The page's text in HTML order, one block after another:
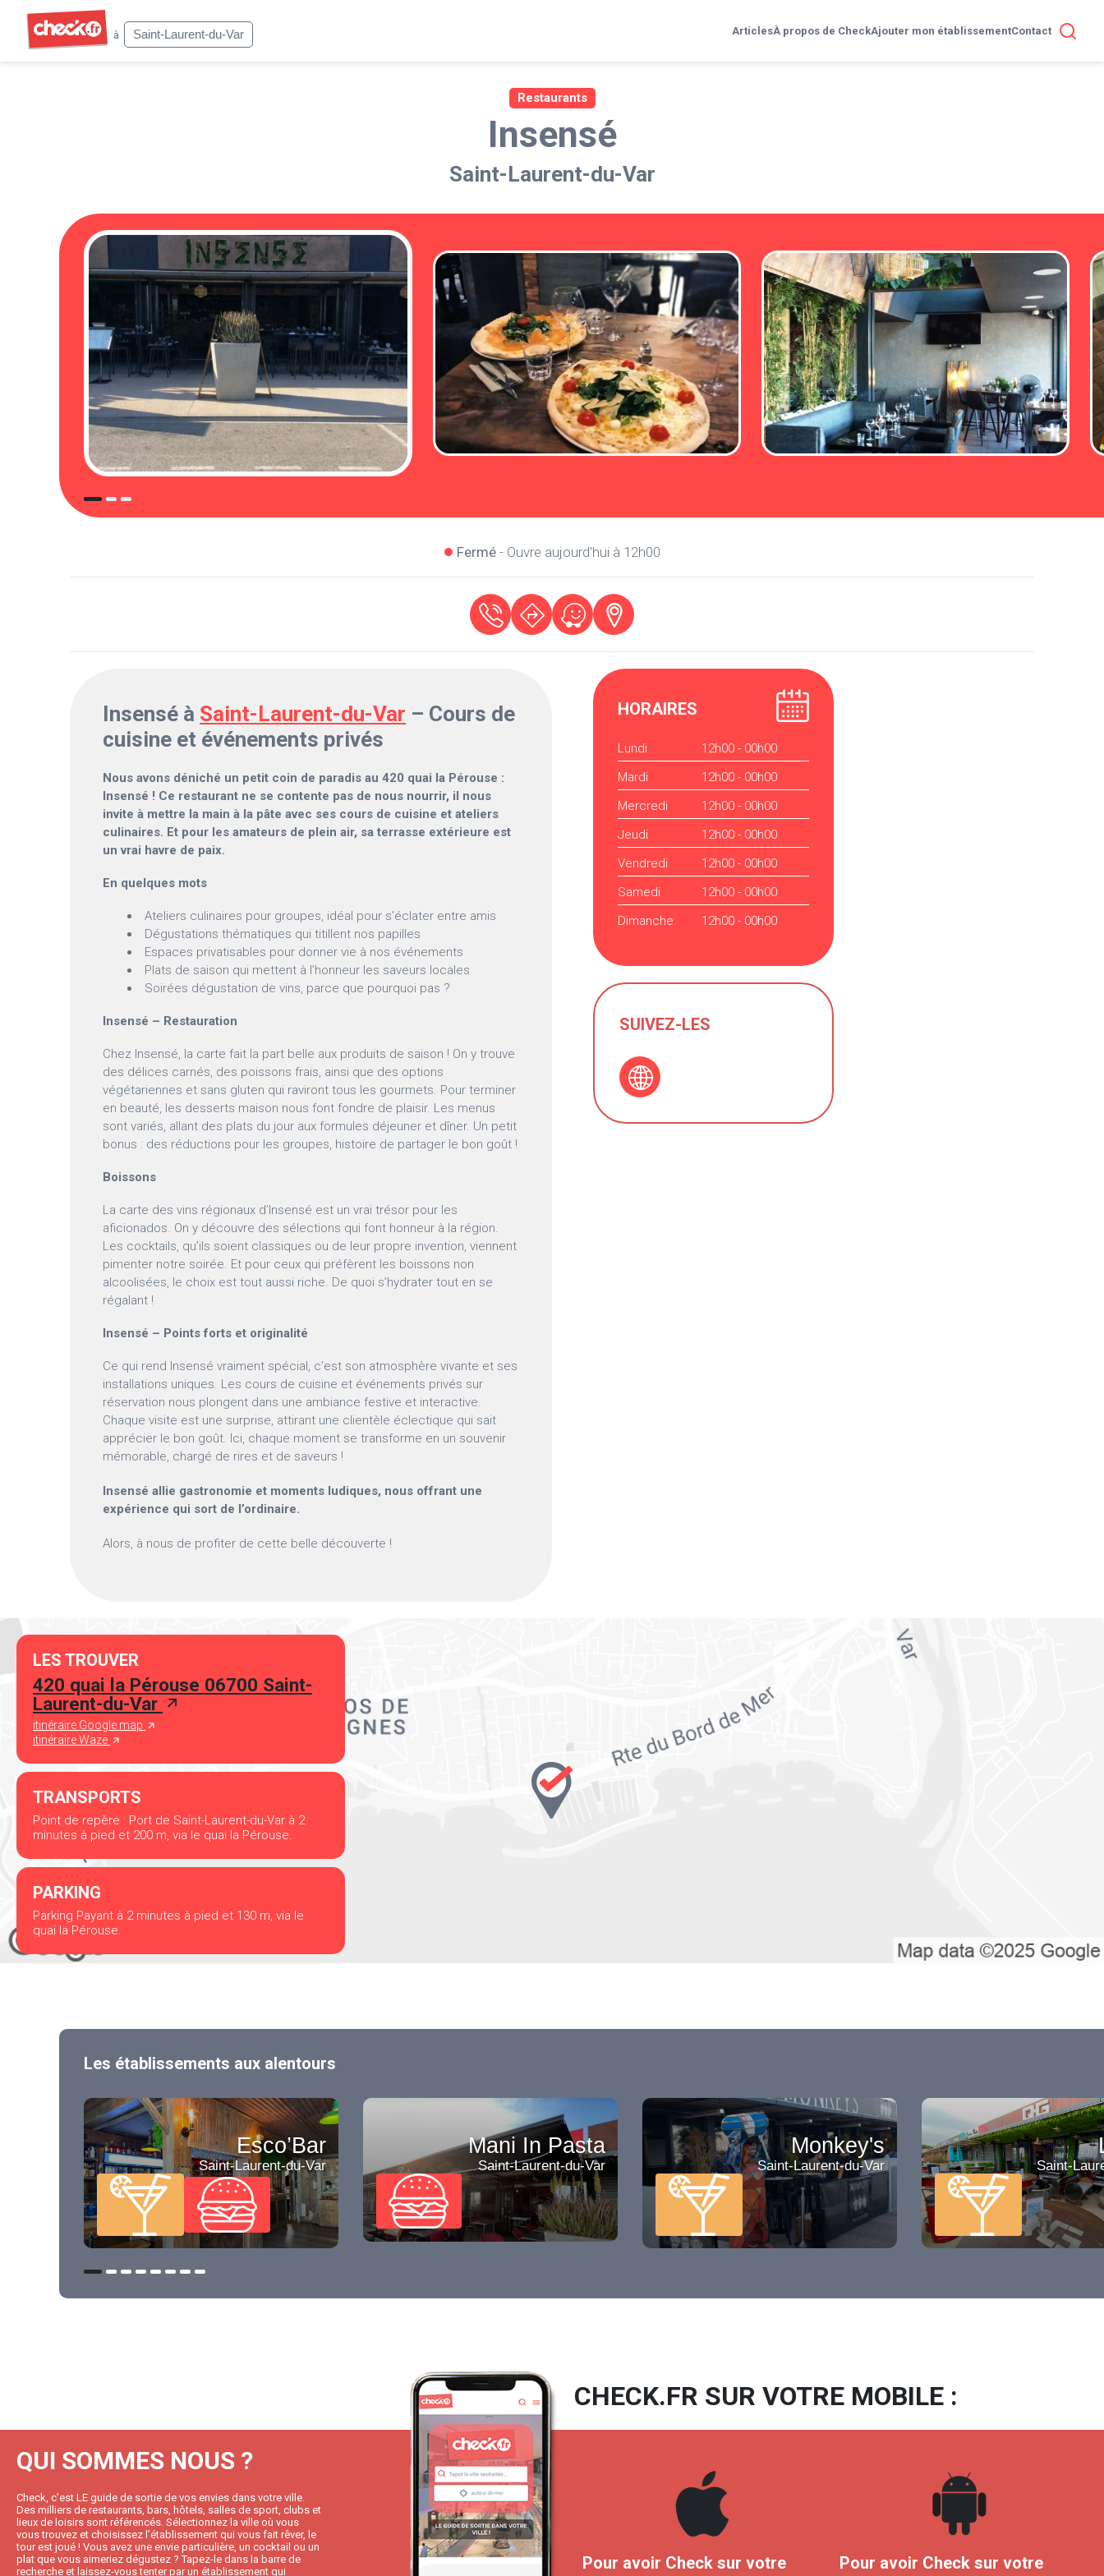
à
Saint-Laurent-du-Var ArticlesÀ propos de CheckAjouter mon établissementContact
Restaurants
Insensé
Saint-Laurent-du-Var
Fermé- Ouvre aujourd'hui à 12h00
Insensé à Saint-Laurent-du-Var – Cours de
cuisine et événements privés
Nous avons déniché un petit coin de paradis au 420 quai la Pérouse :
Insensé ! Ce restaurant ne se contente pas de nous nourrir, il nous
invite à mettre la main à la pâte avec ses cours de cuisine et ateliers
culinaires. Et pour les amateurs de plein air, sa terrasse extérieure est
un vrai havre de paix.
En quelques mots
Ateliers culinaires pour groupes, idéal pour s’éclater entre amis
Dégustations thématiques qui titillent nos papilles
Espaces privatisables pour donner vie à nos événements
Plats de saison qui mettent à l’honneur les saveurs locales
Soirées dégustation de vins, parce que pourquoi pas ?
Insensé – Restauration
Chez Insensé, la carte fait la part belle aux produits de saison ! On y trouve
des délices carnés, des poissons frais, ainsi que des options
végétariennes et sans gluten qui raviront tous les gourmets. Pour terminer
en beauté, les desserts maison nous font fondre de plaisir. Les menus
sont variés, allant des plats du jour aux formules déjeuner et dîner. Un petit
bonus : des réductions pour les groupes, histoire de partager le bon goût !
Boissons
La carte des vins régionaux d’Insensé est un vrai trésor pour les
aficionados. On y découvre des sélections qui font honneur à la région.
Les cocktails, qu’ils soient classiques ou de leur propre invention, viennent
pimenter notre soirée. Et pour ceux qui préfèrent les boissons non
alcoolisées, le choix est tout aussi riche. De quoi s’hydrater tout en se
régalant !
Insensé – Points forts et originalité
Ce qui rend Insensé vraiment spécial, c’est son atmosphère vivante et ses
installations uniques. Les cours de cuisine et événements privés sur
réservation nous plongent dans une ambiance festive et interactive.
Chaque visite est une surprise, attirant une clientèle éclectique qui sait
apprécier le bon goût. Ici, chaque moment se transforme en un souvenir
mémorable, chargé de rires et de saveurs !
Insensé allie gastronomie et moments ludiques, nous offrant une
expérience qui sort de l’ordinaire.
Alors, à nous de profiter de cette belle découverte !
HORAIRES
Lundi
12h00 - 00h00
Mardi
12h00 - 00h00
Mercredi
12h00 - 00h00
Jeudi
12h00 - 00h00
Vendredi
12h00 - 00h00
Samedi
12h00 - 00h00
Dimanche
12h00 - 00h00
SUIVEZ-LES
LES TROUVER
420 quai la Pérouse 06700 Saint-
Laurent-du-Var
itinéraire Google map
itinéraire Waze
TRANSPORTS
Point de repère : Port de Saint-Laurent-du-Var à 2
minutes à pied et 200 m, via le quai la Pérouse.
PARKING
Parking Payant à 2 minutes à pied et 130 m, via le
quai la Pérouse.
Les établissements aux alentours
Esco’Bar
Saint-Laurent-du-Var
Mani In Pasta
Saint-Laurent-du-Var
Monkey's
Saint-Laurent-du-Var Saint-
QUI SOMMES NOUS ?
Check, c’est LE guide de sortie de vos envies dans votre ville.
Des milliers de restaurants, bars, hôtels, salles de sport, clubs et
lieux de loisirs sont référencés. Sélectionnez la ville où vous
vous trouvez et choisissez l’établissement qui vous fait rêver, le
tour est joué ! Vous avez une envie particulière, un cocktail ou un
plat que vous aimeriez dégustez ? Tapez-le dans la barre de
recherche et laissez-vous tenter par un établissement qui
CHECK.FR SUR VOTRE MOBILE :
Pour avoir Check sur votre
Pour avoir Check sur votre